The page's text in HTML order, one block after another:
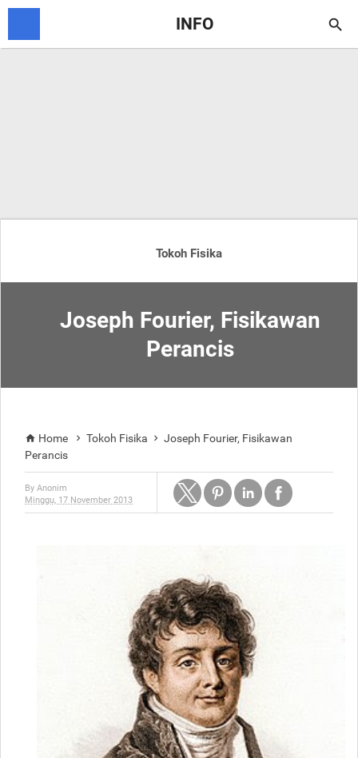
INFO 
Joseph Fourier, Fisikawan
Perancis
Tokoh Fisika
 Home  Tokoh Fisika  Joseph Fourier, Fisikawan
Perancis
By Anonim
Minggu, 17 November 2013